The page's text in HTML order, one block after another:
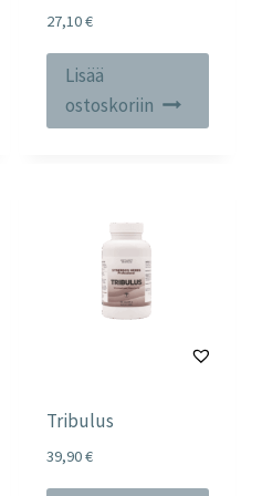
27,10€
Lisää
ostoskoriin
Tribulus
39,90€